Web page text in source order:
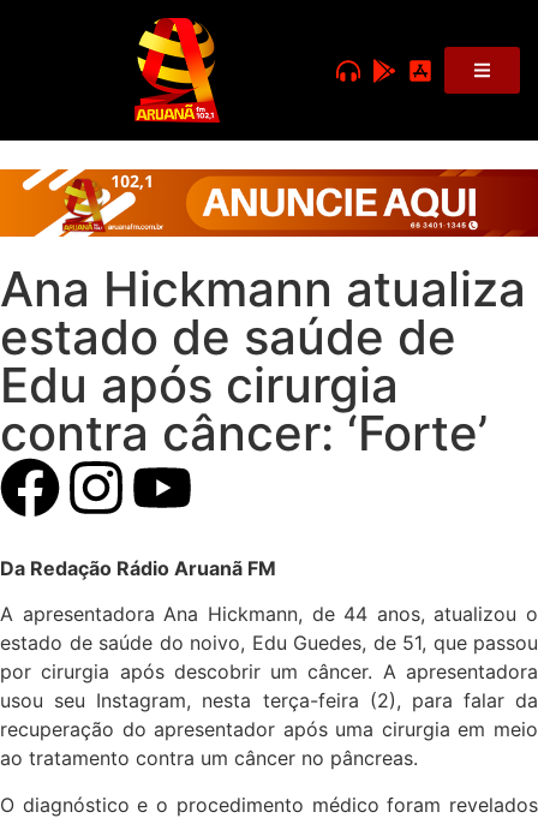
Ana Hickmann atualiza
estado de saúde de
Edu após cirurgia
contra câncer: ‘Forte’
Da Redação Rádio Aruanã FM
A apresentadora Ana Hickmann, de 44 anos, atualizou o
estado de saúde do noivo, Edu Guedes, de 51, que passou
por cirurgia após descobrir um câncer. A apresentadora
usou seu Instagram, nesta terça-feira (2), para falar da
recuperação do apresentador após uma cirurgia em meio
ao tratamento contra um câncer no pâncreas.
O diagnóstico e o procedimento médico foram revelados